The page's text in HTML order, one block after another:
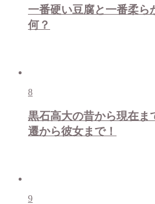
一番硬い豆腐と一番柔ら
何？
8
黒石高大の昔から現在ま
遷から彼女まで！
9